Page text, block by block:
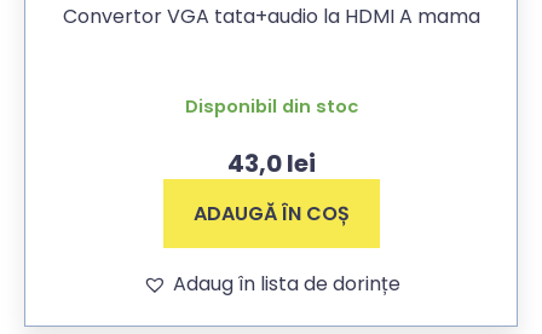
Convertor VGA tata+audio la HDMI A mama
Disponibil din stoc
43,0lei
ADAUGĂ ÎN COȘ
Adaug în lista de dorințe